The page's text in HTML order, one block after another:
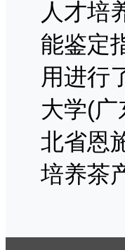
人才培
能鉴定
用进行
大学(
北省恩
培养茶